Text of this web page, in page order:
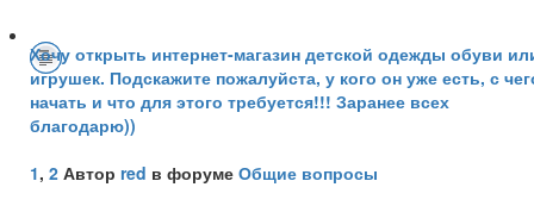
Хочу открыть интернет-магазин детской одежды обуви
игрушек. Подскажите пожалуйста, у кого он уже есть, с
начать и что для этого требуется!!! Заранее всех
благодарю))
1, 2 Автор red в форуме Общие вопросы